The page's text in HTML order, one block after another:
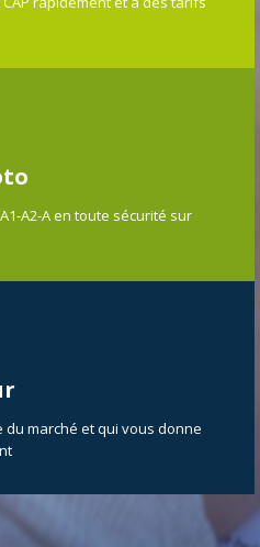
A2-A en toute sécurité sur
marché et qui vous donne